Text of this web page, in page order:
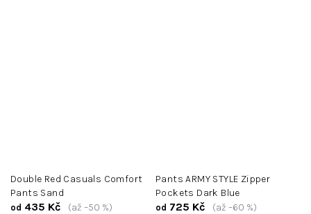
Double Red Casuals Comfort
Pants Sand
od 435 Kč (až –50 %)
Pants ARMY STYLE Zipper
Pockets Dark Blue
od 725 Kč (až –60 %)